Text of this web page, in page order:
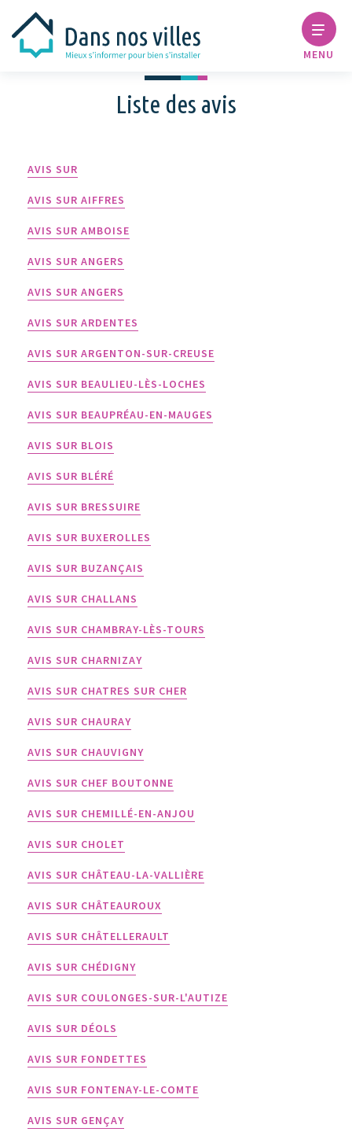
MENU
Liste des avis
AVIS SUR
AVIS SUR AIFFRES
AVIS SUR AMBOISE
AVIS SUR ANGERS
AVIS SUR ANGERS
AVIS SUR ARDENTES
AVIS SUR ARGENTON-SUR-CREUSE
AVIS SUR BEAULIEU-LÈS-LOCHES
AVIS SUR BEAUPRÉAU-EN-MAUGES
AVIS SUR BLOIS
AVIS SUR BLÉRÉ
AVIS SUR BRESSUIRE
AVIS SUR BUXEROLLES
AVIS SUR BUZANÇAIS
AVIS SUR CHALLANS
AVIS SUR CHAMBRAY-LÈS-TOURS
AVIS SUR CHARNIZAY
AVIS SUR CHATRES SUR CHER
AVIS SUR CHAURAY
AVIS SUR CHAUVIGNY
AVIS SUR CHEF BOUTONNE
AVIS SUR CHEMILLÉ-EN-ANJOU
AVIS SUR CHOLET
AVIS SUR CHÂTEAU-LA-VALLIÈRE
AVIS SUR CHÂTEAUROUX
AVIS SUR CHÂTELLERAULT
AVIS SUR CHÉDIGNY
AVIS SUR COULONGES-SUR-L'AUTIZE
AVIS SUR DÉOLS
AVIS SUR FONDETTES
AVIS SUR FONTENAY-LE-COMTE
AVIS SUR GENÇAY